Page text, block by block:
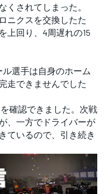
されてしまった。
ニクスを交換したた
上回り、4周遅れの15
選手は自身のホーム
走できませんでした
確認できました。次戦
、一方でドライバーが
ているので、引き続き